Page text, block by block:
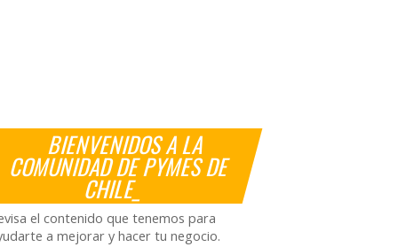
BIENVENIDOS A LA
COMUNIDAD DE PYMES DE
CHILE_
el contenido que tenemos para
a mejorar y hacer tu negocio.